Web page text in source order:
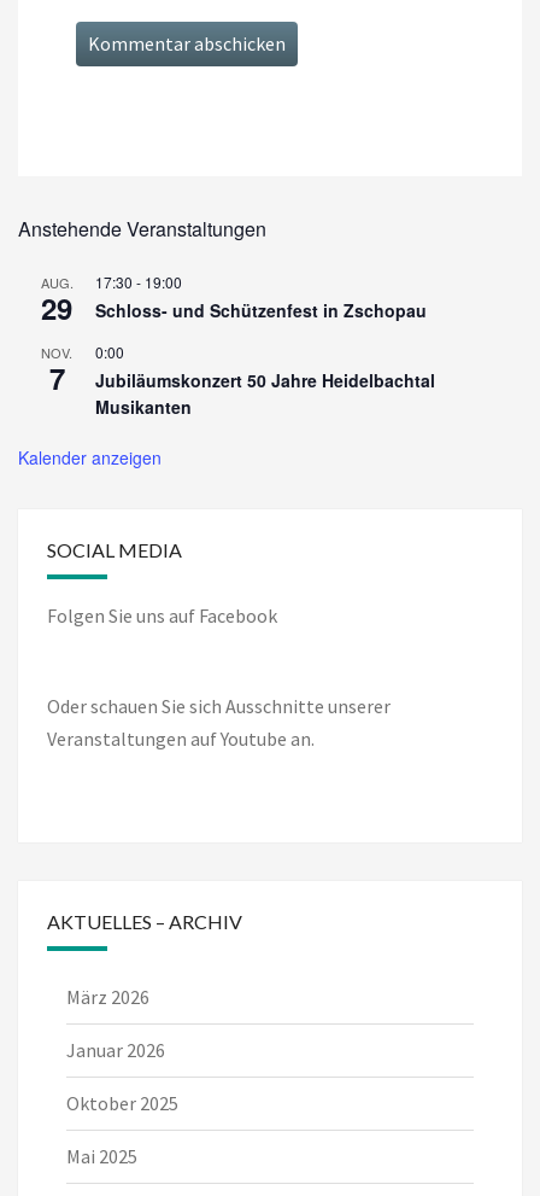
Anstehende Veranstaltungen
AUG.
29
17:30 - 19:00
Schloss- und Schützenfest in Zschopau
NOV.
7
0:00
Jubiläumskonzert 50 Jahre Heidelbachtal
Musikanten
Kalender anzeigen
SOCIAL MEDIA
Folgen Sie uns auf Facebook
Oder schauen Sie sich Ausschnitte unserer
Veranstaltungen auf Youtube an.
AKTUELLES – ARCHIV
März 2026
Januar 2026
Oktober 2025
Mai 2025